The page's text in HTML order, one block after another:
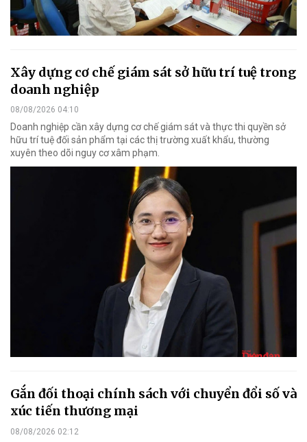
Xây dựng cơ chế giám sát sở hữu trí tuệ trong
doanh nghiệp
08/08/2026 04:10
Doanh nghiệp cần xây dựng cơ chế giám sát và thực thi quyền sở
hữu trí tuệ đối sản phẩm tại các thị trường xuất khẩu, thường
xuyên theo dõi nguy cơ xâm phạm.
Gắn đối thoại chính sách với chuyển đổi số và
xúc tiến thương mại
08/08/2026 02:12